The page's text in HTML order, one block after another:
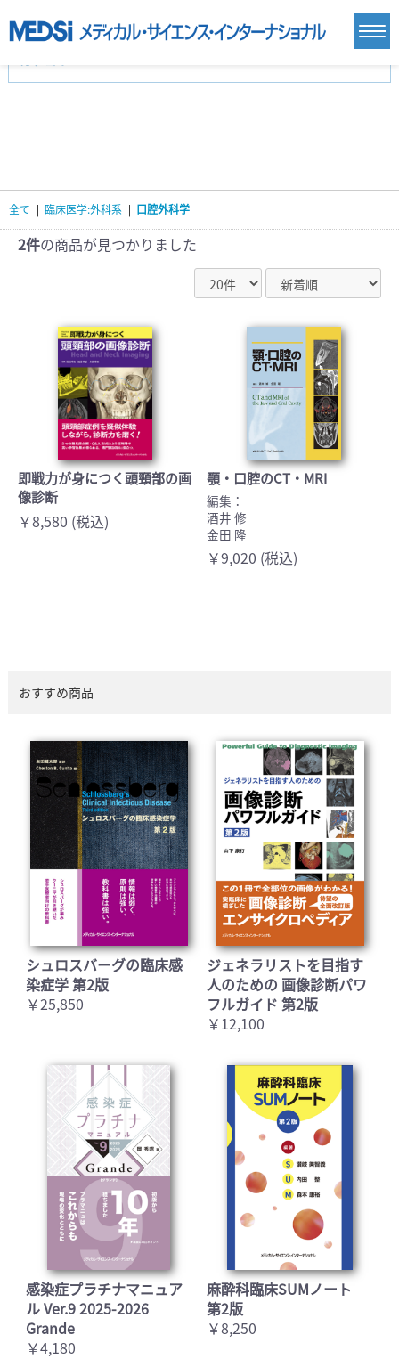
臨床医学:一般(359) 臨床医学:内科系(407)
基礎医学(93)
看護学(21)
医療技術(16)
栄養学(0)
薬学(7)
医学一般(91) マルチメディア(0)
全て | 臨床医学:外科系 | 口腔外科学
2件の商品が見つかりました
即戦力が身につく頭頸部の画
像診断
￥8,580 (税込)
顎・口腔のCT・MRI
編集：
酒井 修
金田 隆
￥9,020 (税込)
おすすめ商品
シュロスバーグの臨床感
染症学 第2版
￥25,850
ジェネラリストを目指す
人のための 画像診断パワ
フルガイド 第2版
￥12,100
感染症プラチナマニュア
ル Ver.9 2025-2026
Grande
￥4,180
麻酔科臨床SUMノート
第2版
￥8,250